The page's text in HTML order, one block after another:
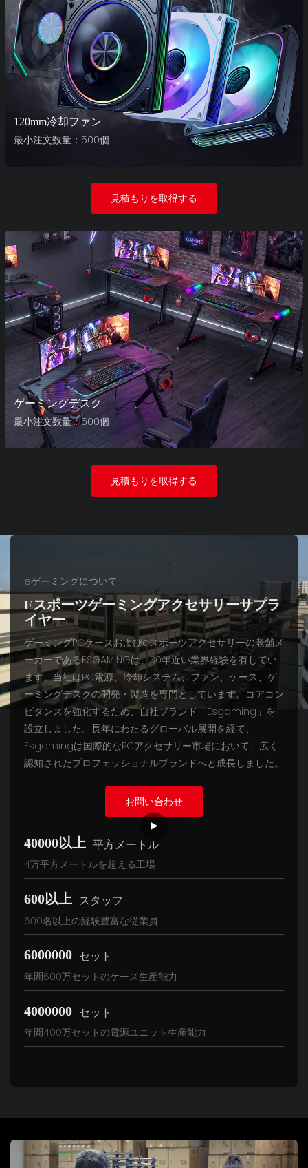
120mm冷却ファン
最小注文数量：500個
見積もりを取得する
ゲーミングデスク
最小注文数量：500個
見積もりを取得する
eゲーミングについて
Eスポーツゲーミングアクセサリーサプラ
イヤー
ゲーミングPCケースおよびeスポーツアクセサリーの老舗メ
ーカーであるESGAMINGは、30年近い業界経験を有してい
ます。当社はPC電源、冷却システム、ファン、ケース、ゲ
ーミングデスクの開発・製造を専門としています。コアコン
ピタンスを強化するため、自社ブランド「Esgaming」を
設立しました。長年にわたるグローバル展開を経て、
Esgamingは国際的なPCアクセサリー市場において、広く
認知されたプロフェッショナルブランドへと成長しました。
お問い合わせ
40000以上 平方メートル
4万平方メートルを超える工場
600以上 スタッフ
600名以上の経験豊富な従業員
6000000 セット
年間600万セットのケース生産能力
4000000 セット
年間400万セットの電源ユニット生産能力